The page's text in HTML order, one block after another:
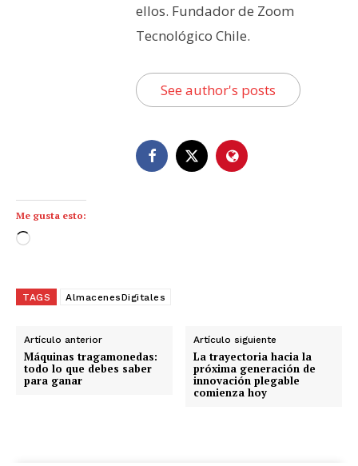
ellos. Fundador de Zoom
Tecnológico Chile.
See author's posts
Me gusta esto:
C
g
n
d
o
TAGS AlmacenesDigitales
Artículo anterior
Máquinas tragamonedas:
todo lo que debes saber
para ganar
Artículo siguiente
La trayectoria hacia la
próxima generación de
innovación plegable
comienza hoy